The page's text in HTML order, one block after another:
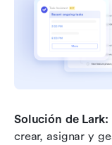
Solución de Lark:
crear, asignar y